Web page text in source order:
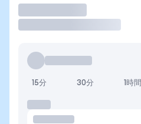
15分 30分 1時間